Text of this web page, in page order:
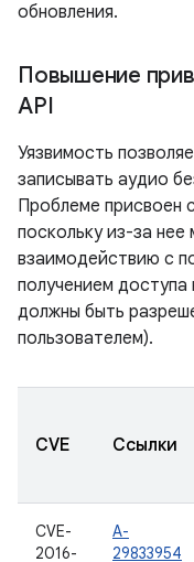
обновления.
Повышение
API
Уязвимость
записывать аудио
Проблеме присвоен
поскольку из-за
взаимодействию с
получением
должны быть
пользователем).
CVE Ссылки
CVE-
2016-
A-
29833954